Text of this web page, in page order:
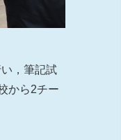
，筆記試
から2チー